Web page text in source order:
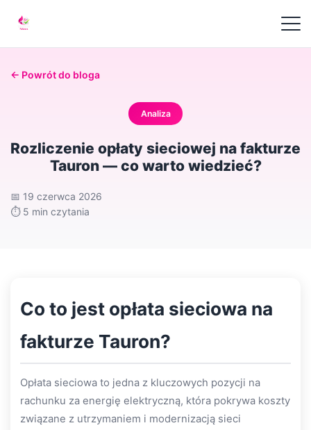
← Powrót do bloga
Analiza
Rozliczenie opłaty sieciowej na fakturze
Tauron — co warto wiedzieć?
📅 19 czerwca 2026
⏱️ 5 min czytania
Co to jest opłata sieciowa na
fakturze Tauron?
Opłata sieciowa to jedna z kluczowych pozycji na
rachunku za energię elektryczną, która pokrywa koszty
związane z utrzymaniem i modernizacją sieci